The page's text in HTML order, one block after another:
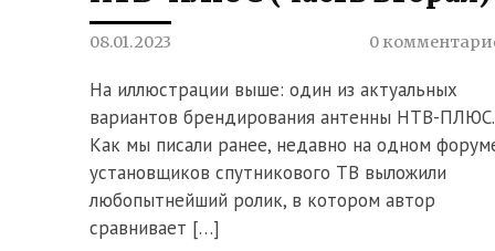
08.01.2023 0
На иллюстрации выше: один из актуальных
вариантов брендирования антенны НТВ-ПЛЮС.
Как мы писали ранее, недавно на одном
установщиков спутникового ТВ выложили
любопытнейший ролик, в котором автор
сравнивает […]